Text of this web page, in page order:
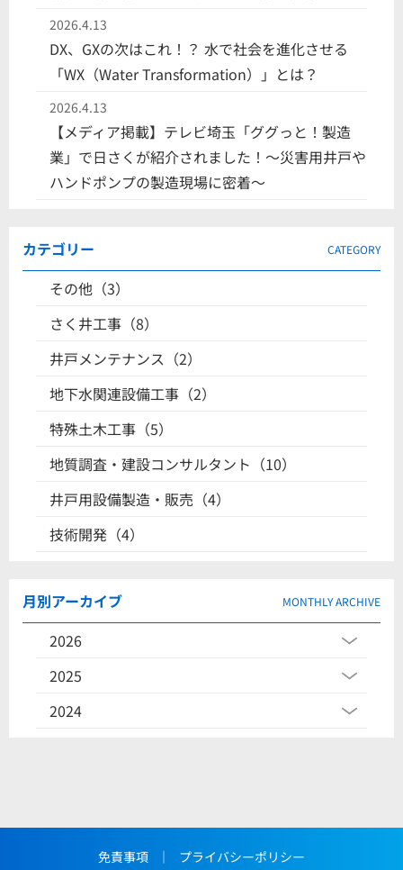
2026.4.13
DX、GXの次はこれ！？ 水で社会を進化させる
「WX（Water Transformation）」とは？
2026.4.13
【メディア掲載】テレビ埼玉「ググっと！製造
業」で日さくが紹介されました！〜災害用井戸や
ハンドポンプの製造現場に密着〜
カテゴリー CATEGORY
その他（3）
さく井工事（8）
井戸メンテナンス（2）
地下水関連設備工事（2）
特殊土木工事（5）
地質調査・建設コンサルタント（10）
井戸用設備製造・販売（4）
技術開発（4）
月別アーカイブ MONTHLY ARCHIVE
2026
2025
2024
免責事項 ｜ プライバシーポリシー